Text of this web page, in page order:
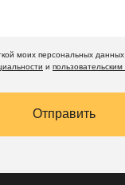
моих персональных данных
и
Отправить